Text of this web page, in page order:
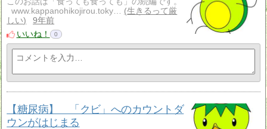
www.kappanohikojirou.toky…
生きるって厳
しい
9年前
いいね！
0
【糖尿病】 「クビ」へのカウントダ
ウンがはじまる